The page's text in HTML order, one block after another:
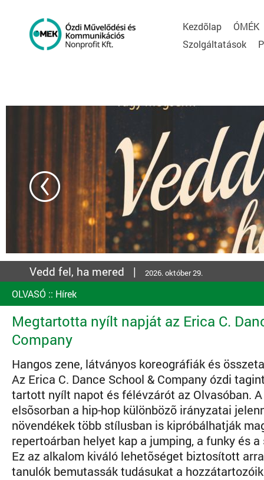
Kezdõlap
ÓMÉK
Szolgáltatások
Vedd fel, ha mered | 2026. október 29.
OLVASÓ :: Hírek
Megtartotta nyílt napját az Erica C.
Company
Hangos zene, látványos koreográfiák és
Az Erica C. Dance School & Company ózdi
tartott nyílt napot és félévzárót az Olvasóban.
elsõsorban a hip-hop különbözõ irányzatai
növendékek több stílusban is kipróbálhatják
repertoárban helyet kap a jumping, a funky és
Ez az alkalom kiváló lehetõséget biztosított
tanulók bemutassák tudásukat a